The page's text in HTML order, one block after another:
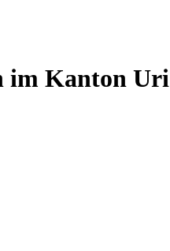
im Kanton Uri